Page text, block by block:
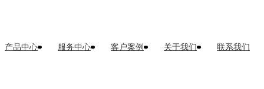
产品中心 服务中心 客户案例 关于我们 联系我们